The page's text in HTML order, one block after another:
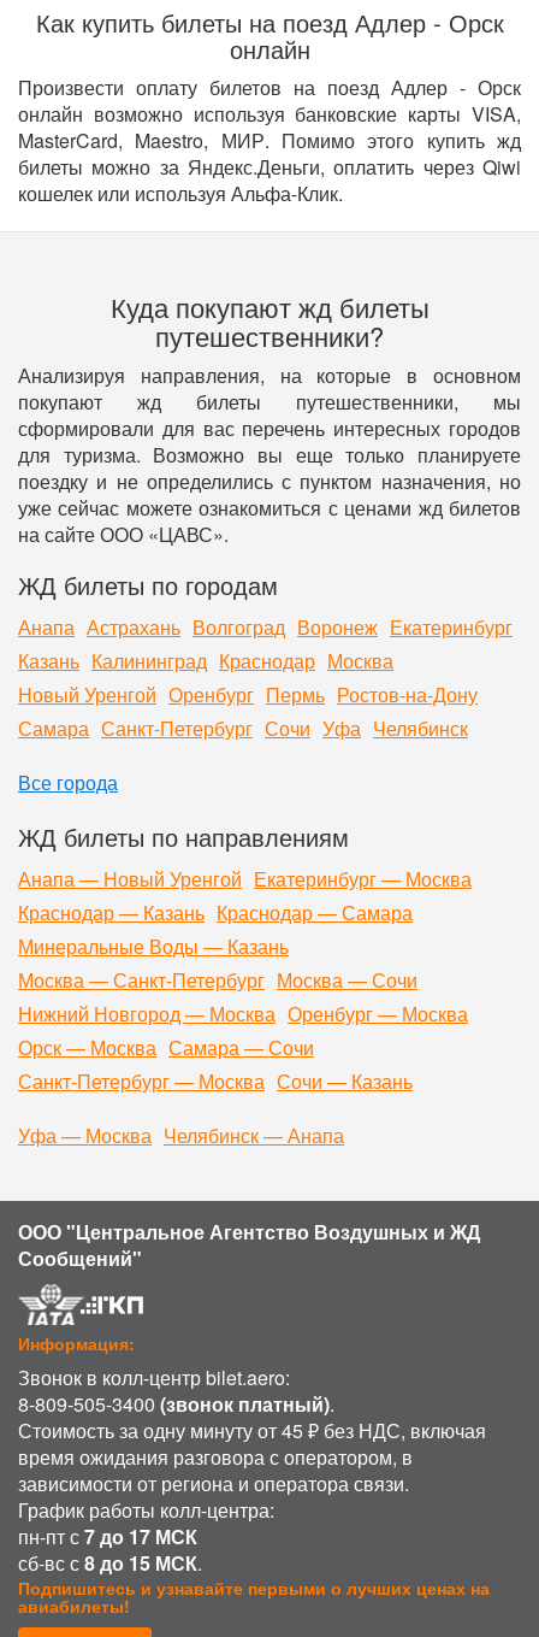
Как купить билеты на поезд Адлер - Орск
онлайн
Произвести оплату билетов на поезд Адлер - Орск
онлайн возможно используя банковские карты VISA,
MasterCard, Maestro, МИР. Помимо этого купить жд
билеты можно за Яндекс.Деньги, оплатить через Qiwi
кошелек или используя Альфа-Клик.
Куда покупают жд билеты
путешественники?
Анализируя направления, на которые в основном
покупают жд билеты путешественники, мы
сформировали для вас перечень интересных городов
для туризма. Возможно вы еще только планируете
поездку и не определились с пунктом назначения, но
уже сейчас можете ознакомиться с ценами жд билетов
на сайте ООО «ЦАВС».
ЖД билеты по городам
Анапа Астрахань Волгоград Воронеж Екатеринбург
Казань Калининград Краснодар Москва
Новый Уренгой Оренбург Пермь Ростов-на-Дону
Самара Санкт-Петербург Сочи Уфа Челябинск
Все города
ЖД билеты по направлениям
Анапа — Новый Уренгой Екатеринбург — Москва
Краснодар — Казань Краснодар — Самара
Минеральные Воды — Казань
Москва — Санкт-Петербург Москва — Сочи
Нижний Новгород — Москва Оренбург — Москва
Орск — Москва Самара — Сочи
Санкт-Петербург — Москва Сочи — Казань
Уфа — Москва Челябинск — Анапа
ООО "Центральное Агентство Воздушных и ЖД
Сообщений"
Информация:
Звонок в колл-центр bilet.aero:
8-809-505-3400 (звонок платный).
Стоимость за одну минуту от 45 ₽ без НДС, включая
время ожидания разговора с оператором, в
зависимости от региона и оператора связи.
График работы колл-центра:
пн-пт с7 до 17 МСК
сб-вс с8 до 15 МСК.
Подпишитесь и узнавайте первыми о лучших ценах на
авиабилеты!